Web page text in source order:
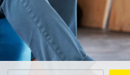
EY Careers
der Karriere-Podcast
EY Joblight